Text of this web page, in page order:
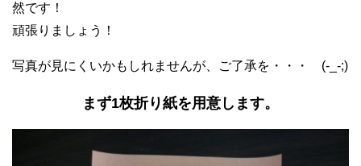
然です！
頑張りましょう！
写真が見にくいかもしれませんが、ご了承を・・・ (-_-;)
まず1枚折り紙を用意します。